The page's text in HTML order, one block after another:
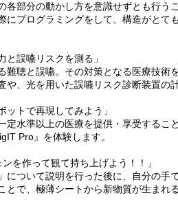
各部分の動かし方を意識せずとも行う
にプログラミングをして、構造がとて
と誤嚥リスクを測る」
難聴と誤嚥。その対策となる医療技術
、光を用いた誤嚥リスク診断装置の
ットで再現してみよう」
定水準以上の医療を提供・享受するこ
Pro』を体験します。
を作って観て持ち上げよう！！」
について説明を行った後に、自分の手
とで、極薄シートから新物質が生まれ